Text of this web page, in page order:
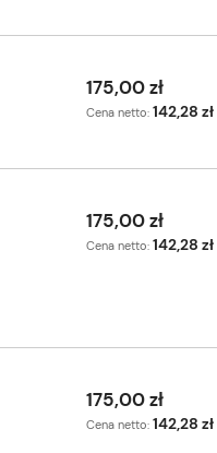
175,00 zł
Cena netto:142,28 zł
175,00 zł
Cena netto:142,28 zł
175,00 zł
Cena netto:142,28 zł